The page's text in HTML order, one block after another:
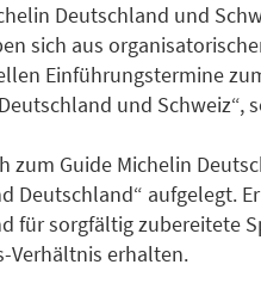
Deutschland und
sich aus
Einführungstermine
und Schweiz“,
zum Guide Michelin
Deutschland“ aufgelegt.
für sorgfältig zubereitete
Verhältnis erhalten.